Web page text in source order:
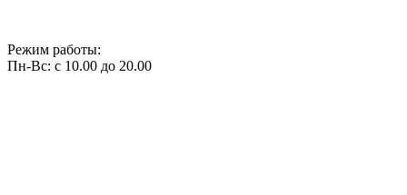
Режим работы:
Пн-Вс: с 10.00 до 20.00